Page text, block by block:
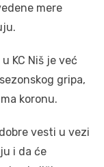
mere
KC Niš je već
gripa,
koronu.
vesti u vezi
i da će